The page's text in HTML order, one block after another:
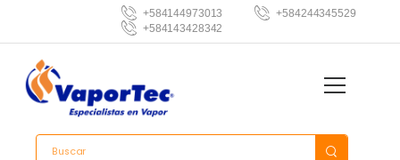
+584144973013
+584244345529
+584143428342